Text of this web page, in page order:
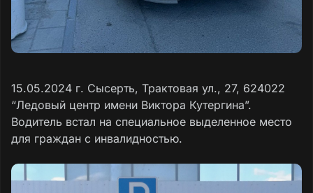
15.05.2024 г. Сысерть, Трактовая ул., 27, 624022
“Ледовый центр имени Виктора Кутергина”.
Водитель встал на специальное выделенное место
для граждан с инвалидностью.